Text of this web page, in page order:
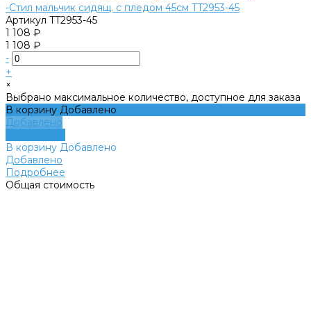
-Стил мальчик сидящ. с пледом 45см TT2953-45
Артикул TT2953-45
1 108 ₽
1 108 ₽
-
+
×
Выбрано максимальное количество, доступное для заказа
В корзину Добавлено
Добавлено
В корзину Добавлено
Добавлено
Подробнее
Общая стоимость